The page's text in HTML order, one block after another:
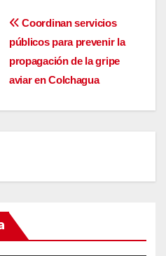
Coordinan servicios
públicos para prevenir la
propagación de la gripe
aviar en Colchagua